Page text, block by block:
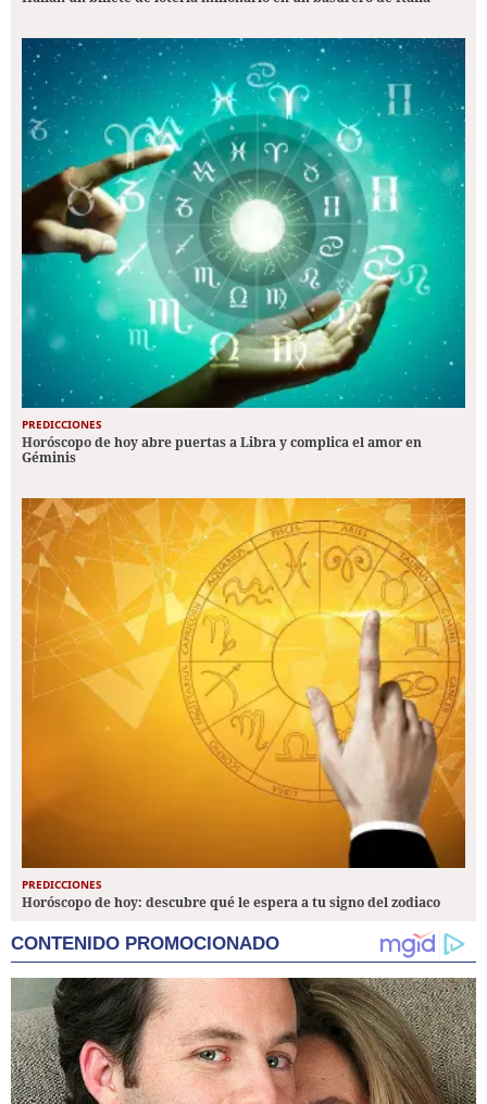
PREDICCIONES
Horóscopo de hoy abre puertas a Libra y complica el amor en
Géminis
PREDICCIONES
Horóscopo de hoy: descubre qué le espera a tu signo del zodiaco
CONTENIDO PROMOCIONADO